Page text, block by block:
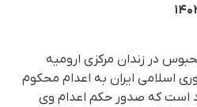
در زندان مرکزی ارومیه
اسلامی ایران به اعدام محکوم
است که صدور حکم اعدام وی